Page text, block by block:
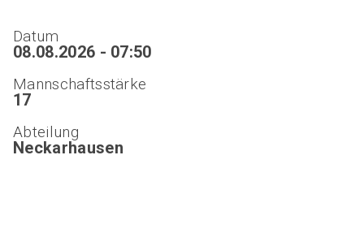
Datum
08.08.2026 - 07:50
Mannschaftsstärke
17
Abteilung
Neckarhausen